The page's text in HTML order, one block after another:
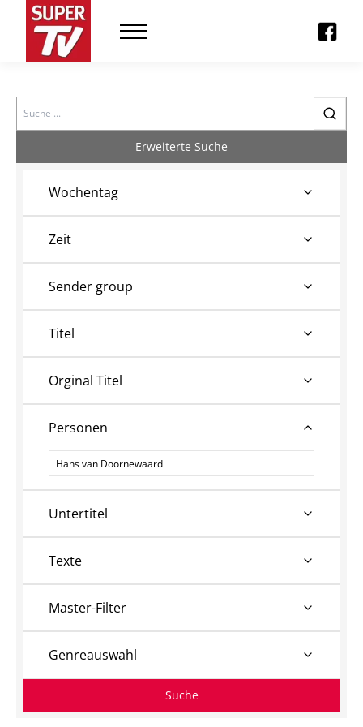
Search
Erweiterte Suche
Wochentag
Zeit
Sender group
Titel
Orginal Titel
Personen
Personen
Untertitel
Texte
Master-Filter
Genreauswahl
Suche